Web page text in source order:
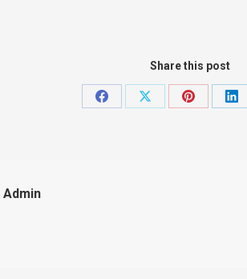
Share this post
Share
Share
Share
Admin